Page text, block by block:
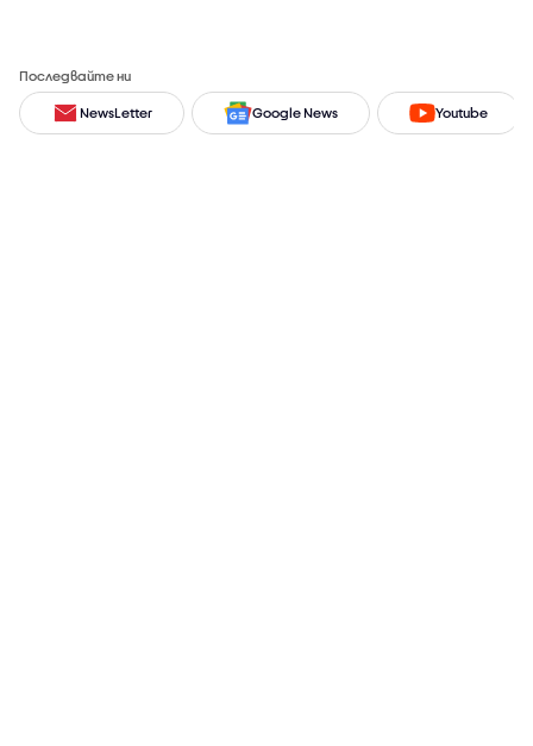
Последвайте ни
NewsLetter Google News Youtube